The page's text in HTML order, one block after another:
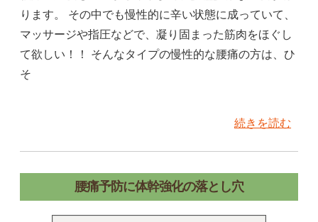
ります。 その中でも慢性的に辛い状態に成っていて、
マッサージや指圧などで、凝り固まった筋肉をほぐし
て欲しい！！ そんなタイプの慢性的な腰痛の方は、ひ
そ
続きを読む
腰痛予防に体幹強化の落とし穴